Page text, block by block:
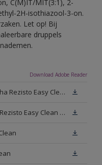
C(M)IT/MIT(3:1), 2-
2H-isothiazool-3-on.
Let op! Bij
druppels
Download Adobe Reader
Technisch Informatieblad Alpha Rezisto Easy Clean (PDF)
EU Ecolabel Certificaat Alpha Rezisto Easy Clean Mat